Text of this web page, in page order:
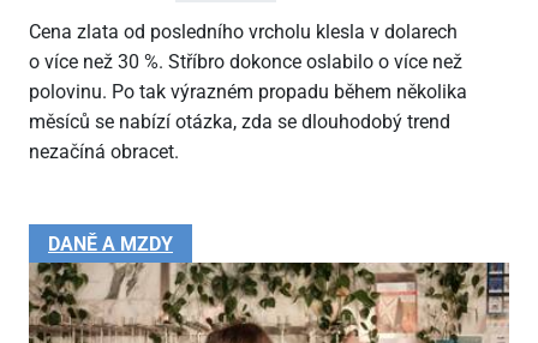
Cena zlata od posledního vrcholu klesla v dolarech
o více než 30 %. Stříbro dokonce oslabilo o více než
polovinu. Po tak výrazném propadu během několika
měsíců se nabízí otázka, zda se dlouhodobý trend
nezačíná obracet.
DANĚ A MZDY